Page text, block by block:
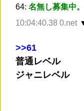
64: 名無し募集中
10:04:40.38 0.net
>>61
普通レベル
ジャニレベル